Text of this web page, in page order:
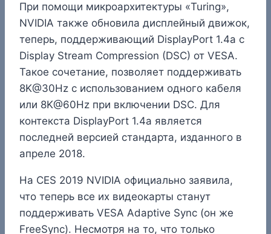
При помощи микроархитектуры «Turing»,
NVIDIA также обновила дисплейный движок,
теперь, поддерживающий DisplayPort 1.4a с
Display Stream Compression (DSC) от VESA.
Такое сочетание, позволяет поддерживать
8K@30Hz с использованием одного кабеля
или 8K@60Hz при включении DSC. Для
контекста DisplayPort 1.4a является
последней версией стандарта, изданного в
апреле 2018.
На CES 2019 NVIDIA официально заявила,
что теперь все их видеокарты станут
поддерживать VESA Adaptive Sync (он же
FreeSync). Несмотря на то, что только